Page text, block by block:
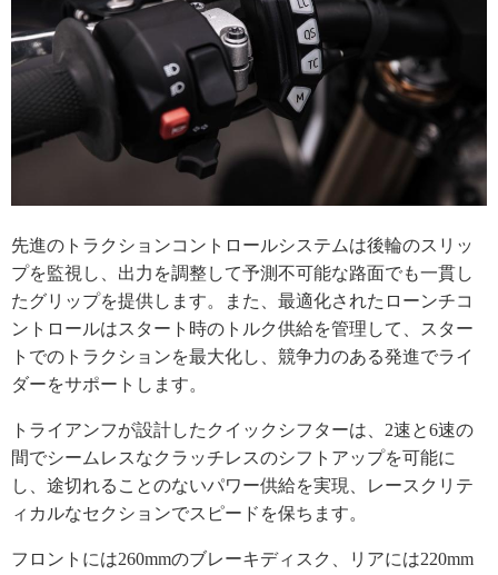
先進のトラクションコントロールシステムは後輪のスリッ
プを監視し、出力を調整して予測不可能な路面でも一貫し
たグリップを提供します。また、最適化されたローンチコ
ントロールはスタート時のトルク供給を管理して、スター
トでのトラクションを最大化し、競争力のある発進でライ
ダーをサポートします。
トライアンフが設計したクイックシフターは、2速と6速の
間でシームレスなクラッチレスのシフトアップを可能に
し、途切れることのないパワー供給を実現、レースクリテ
ィカルなセクションでスピードを保ちます。
フロントには260mmのブレーキディスク、リアには220mm